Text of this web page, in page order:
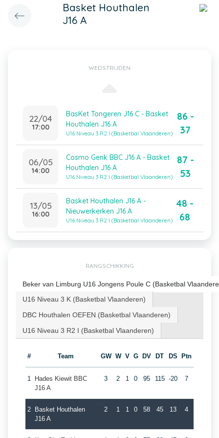
Basket Houthalen
J16 A
WEDSTRIJDEN
22/04
17:00
BasKet Tongeren J16 C - Basket
Houthalen J16 A
U16 Niveau 3 R2 I (Basketbal Vlaanderen)
86 -
37
06/05
14:00
Cosmo Genk BBC J16 A - Basket
Houthalen J16 A
U16 Niveau 3 R2 I (Basketbal Vlaanderen)
87 -
53
13/05
16:00
Basket Houthalen J16 A -
Nieuwerkerken J16 A
U16 Niveau 3 R2 I (Basketbal Vlaanderen)
48 -
68
RANGSCHIKKING
Beker van Limburg U16 Jongens Poule C (Basketbal
U16 Niveau 3 K (Basketbal Vlaanderen)
DBC Houthalen OEFEN (Basketbal Vlaanderen)
U16 Niveau 3 R2 I (Basketbal Vlaanderen)
# Team GW W V G DV DT DS Ptn
1
Hades Kiewit BBC
J16 A
3 2 1 0 95 115 -20 7
2
Basket Houthalen
J16 A
2 1 1 0 58 45 13 4